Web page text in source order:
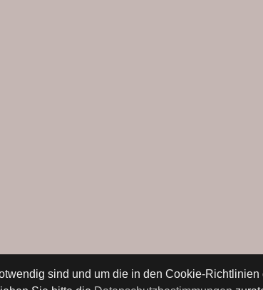
sind und um die in den Cookie-